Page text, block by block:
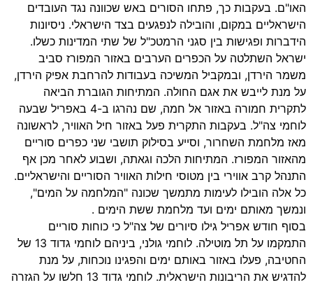
האו"ם. בעקבות כך, פתחו הסורים באש שכוונה נגד העובדים
הישראליים במקום, והובילה לנפגעים בצד הישראלי. ניסיונות
הידברות ופגישות בין סגני הרמטכ"ל של שתי המדינות כשלו.
ישראל השתלטה על הכפרים הערבים באזור המפורז סביב
משמר הירדן, ובמקביל המשיכה בעבודות להרחבת אפיק הירדן,
על מנת לייבש את אגם החולה. המתיחות הגוברת הביאה
לתקרית חמורה באזור אל חמה, שם נהרגו ב-4 באפריל שבעה
לוחמי צה"ל. בעקבות התקרית פעל באזור חיל האוויר, לראשונה
מאז מלחמת השחרור, וסייע בסילוק תושבי שני כפרים סוריים
מהאזור המפורז. המתיחות הלכה וגאתה, ושבוע לאחר מכן אף
התנהל קרב אווירי בין מטוסי חילות האוויר הסוריים והישראליים.
כל אלה הובילו לעימות מתמשך שכונה "המלחמה על המים",
ונמשך מאותם ימים ועד מלחמת ששת הימים .
בסוף חודש אפריל גילו סיורים של צה"ל כי כוחות סוריים
התמקמו על תל מוטילה. לוחמי גולני, ביניהם לוחמי גדוד 13 של
החטיבה, פעלו באזור באותם ימים והפגינו נוכחות, על מנת
להדגיש את הריבונות הישראלית. לוחמי גדוד 13 חלשו על הגזרה